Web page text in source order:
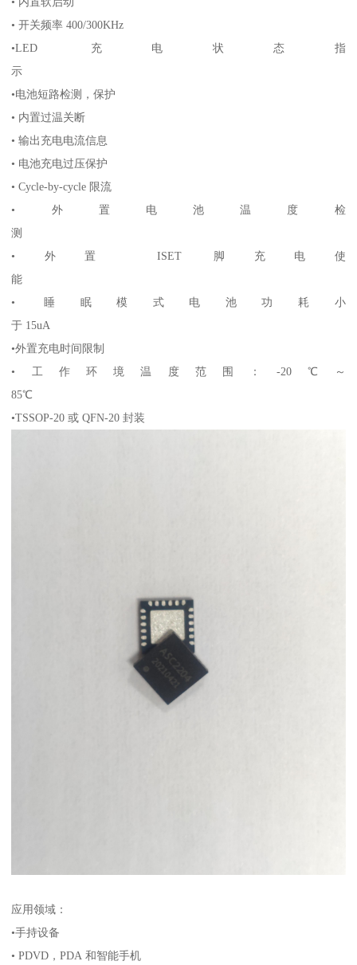
• 开关频率 400/300KHz
•LED 充电状态指
示
•电池短路检测，保护
• 内置过温关断
• 输出充电电流信息
• 电池充电过压保护
• Cycle-by-cycle 限流
•外置电池温度检
测
•外置 ISET 脚充电使
能
• 睡眠模式电池功耗小
于 15uA
•外置充电时间限制
•工作环境温度范围：-20℃～
85℃
•TSSOP-20 或 QFN-20 封装
应用领域：
•手持设备
• PDVD，PDA 和智能手机